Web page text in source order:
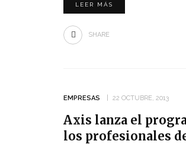
LEER MÁS
SHARE
EMPRESAS 22 OCTUBRE, 2013
Axis lanza el
los profesionales